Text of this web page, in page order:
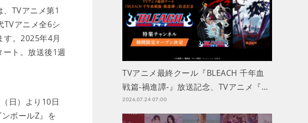
TVアニメ第1
TVアニメ全6シ
す。2025年4月
ト。放送後1週
日）より10日
ボールZ』を
TVアニメ最終クール『BLEACH 千年血
戦篇-禍進譚-』放送記念、TVアニメ『…
2026.07.24 07:00